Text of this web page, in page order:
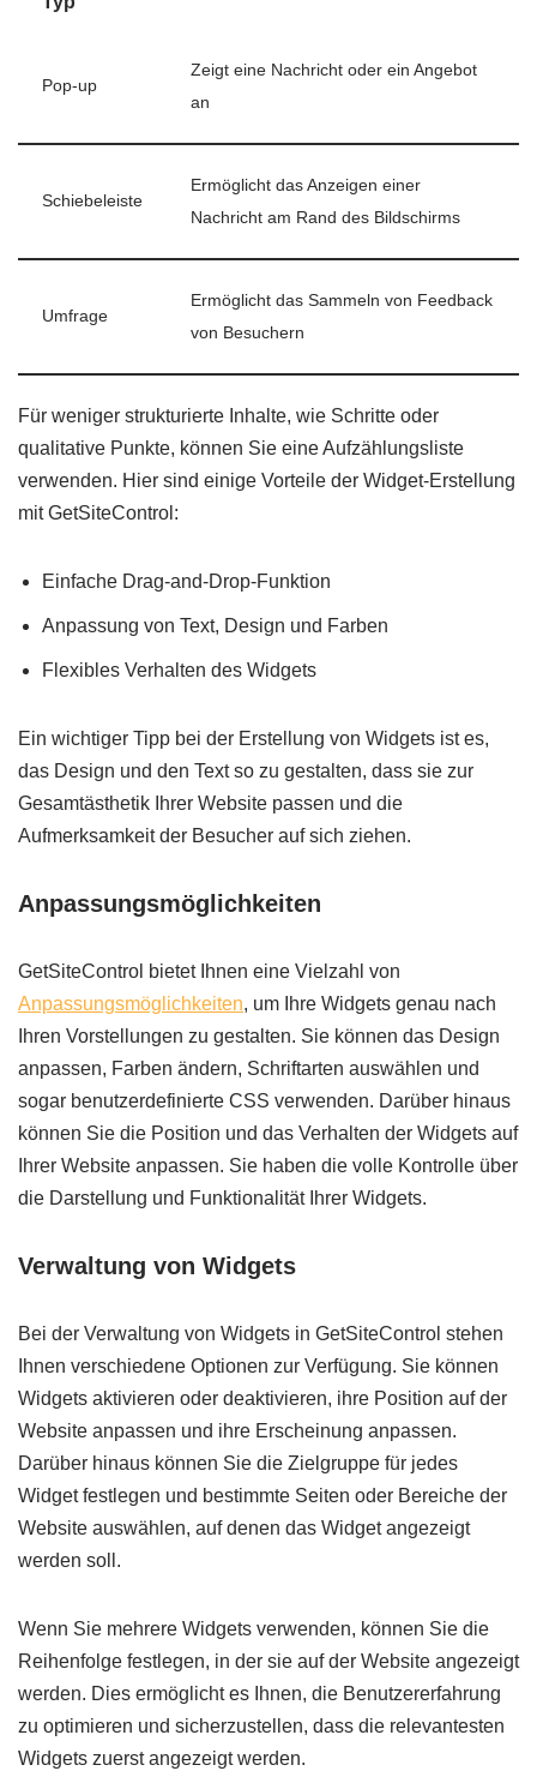
Pop-up
Zeigt eine Nachricht oder ein Angebot
an
Schiebeleiste
Ermöglicht das Anzeigen einer
Nachricht am Rand des Bildschirms
Umfrage
Ermöglicht das Sammeln von Feedback
von Besuchern
Für weniger strukturierte Inhalte, wie Schritte oder
qualitative Punkte, können Sie eine Aufzählungsliste
verwenden. Hier sind einige Vorteile der Widget-Erstellung
mit GetSiteControl:
Einfache Drag-and-Drop-Funktion
Anpassung von Text, Design und Farben
Flexibles Verhalten des Widgets
Ein wichtiger Tipp bei der Erstellung von Widgets ist es,
das Design und den Text so zu gestalten, dass sie zur
Gesamtästhetik Ihrer Website passen und die
Aufmerksamkeit der Besucher auf sich ziehen.
Anpassungsmöglichkeiten
GetSiteControl bietet Ihnen eine Vielzahl von
Anpassungsmöglichkeiten, um Ihre Widgets genau nach
Ihren Vorstellungen zu gestalten. Sie können das Design
anpassen, Farben ändern, Schriftarten auswählen und
sogar benutzerdefinierte CSS verwenden. Darüber hinaus
können Sie die Position und das Verhalten der Widgets auf
Ihrer Website anpassen. Sie haben die volle Kontrolle über
die Darstellung und Funktionalität Ihrer Widgets.
Verwaltung von Widgets
Bei der Verwaltung von Widgets in GetSiteControl stehen
Ihnen verschiedene Optionen zur Verfügung. Sie können
Widgets aktivieren oder deaktivieren, ihre Position auf der
Website anpassen und ihre Erscheinung anpassen.
Darüber hinaus können Sie die Zielgruppe für jedes
Widget festlegen und bestimmte Seiten oder Bereiche der
Website auswählen, auf denen das Widget angezeigt
werden soll.
Wenn Sie mehrere Widgets verwenden, können Sie die
Reihenfolge festlegen, in der sie auf der Website angezeigt
werden. Dies ermöglicht es Ihnen, die Benutzererfahrung
zu optimieren und sicherzustellen, dass die relevantesten
Widgets zuerst angezeigt werden.